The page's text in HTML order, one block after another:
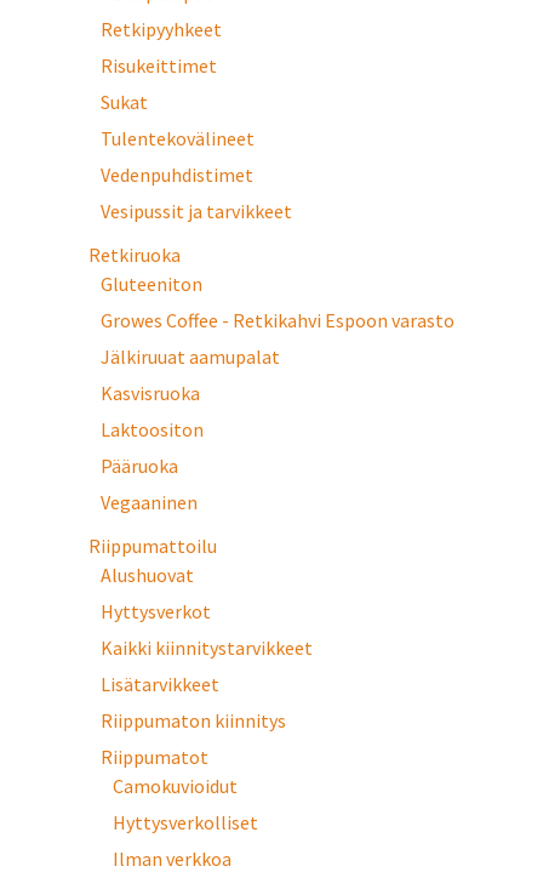
Retkipyyhkeet
Risukeittimet
Sukat
Tulentekovälineet
Vedenpuhdistimet
Vesipussit ja tarvikkeet
Retkiruoka
Gluteeniton
Growes Coffee - Retkikahvi Espoon varasto
Jälkiruuat aamupalat
Kasvisruoka
Laktoositon
Pääruoka
Vegaaninen
Riippumattoilu
Alushuovat
Hyttysverkot
Kaikki kiinnitystarvikkeet
Lisätarvikkeet
Riippumaton kiinnitys
Riippumatot
Camokuvioidut
Hyttysverkolliset
Ilman verkkoa